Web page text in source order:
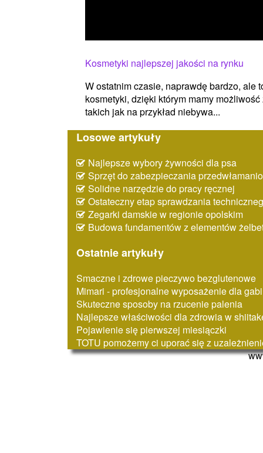
Kosmetyki najlepszej jakości na rynku
W ostatnim czasie, naprawdę bardzo, ale
kosmetyki, dzięki którym mamy
takich jak na przykład niebywa...
Losowe artykuły
Najlepsze wybory żywności dla psa
Sprzęt do zabezpieczania
Solidne narzędzie do pracy ręcznej
Ostateczny etap sprawdzania
Zegarki damskie w regionie opolskim
Budowa fundamentów z elementów
Ostatnie artykuły
Smaczne i zdrowe pieczywo bezglutenowe
Mimari - profesjonalne wyposażenie dla
Skuteczne sposoby na rzucenie palenia
Najlepsze właściwości dla zdrowia w
Pojawienie się pierwszej miesiączki
TOTU pomożemy ci uporać się z